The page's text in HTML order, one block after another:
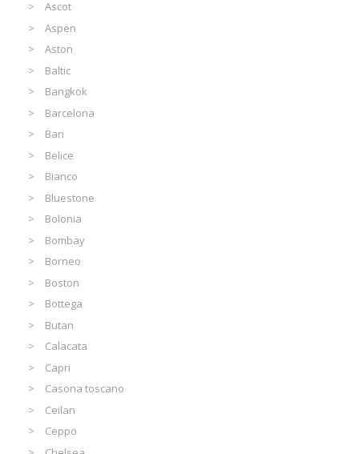
Ascot
Aspen
Aston
Baltic
Bangkok
Barcelona
Bari
Belice
Bianco
Bluestone
Bolonia
Bombay
Borneo
Boston
Bottega
Butan
Calacata
Capri
Casona toscano
Ceilan
Ceppo